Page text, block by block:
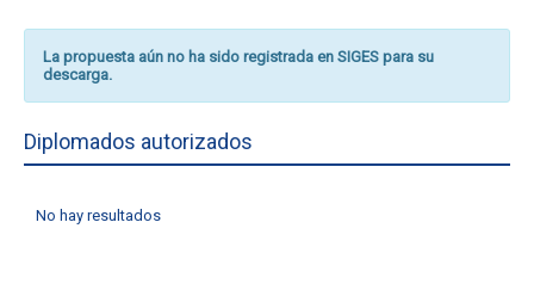
La propuesta aún no ha sido registrada en SIGES para su
descarga.
Diplomados autorizados
No hay resultados